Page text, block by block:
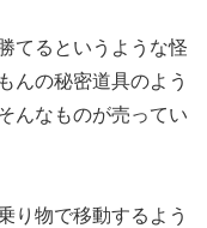
てるというような怪
んの秘密道具のよう
んなものが売ってい
り物で移動するよう